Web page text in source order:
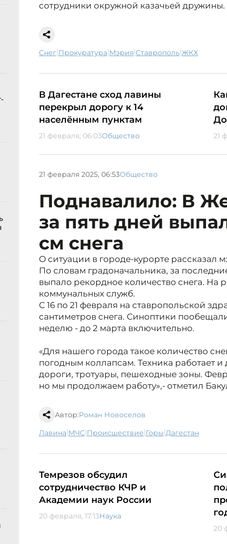
сотрудники окружной казачьей дружины.
снег| прокуратура| мэрия| Ставрополь| ЖКХ
В Дагестане сход лавины
перекрыл дорогу к 14
населённым пунктам
21 февраля, 06:03Общество 21
21 февраля 2025, 06:53Общество
Поднавалило: В
за пять дней
см снега
О ситуации в городе-курорте рассказал
По словам градоначальника, за
выпало рекордное количество снега. На
коммунальных служб.
С 16 по 21 февраля на ставропольской
сантиметров снега. Синоптики
неделю - до 2 марта включительно.
«Для нашего города такое количество
погодным коллапсам. Техника работает
дороги, тротуары, пешеходные зоны.
но мы продолжаем работу»,- отметил
Автор:Роман Новоселов
лавина| МЧС| происшествие| горы| Дагестан
Темрезов обсудил
сотрудничество КЧР и
Академии наук России
20 февраля, 17:13Наука
20